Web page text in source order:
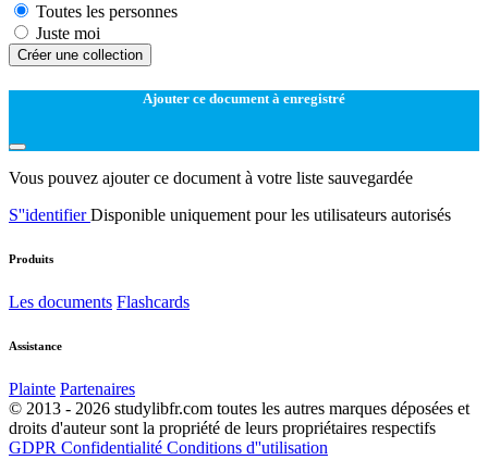
Toutes les personnes
Juste moi
Créer une collection
Ajouter ce document à enregistré
Vous pouvez ajouter ce document à votre liste sauvegardée
S''identifierDisponible uniquement pour les utilisateurs autorisés
Produits
Les documents Flashcards
Assistance
Plainte Partenaires
© 2013 - 2026 studylibfr.com toutes les autres marques déposées et
droits d'auteur sont la propriété de leurs propriétaires respectifs
GDPR Confidentialité Conditions d''utilisation